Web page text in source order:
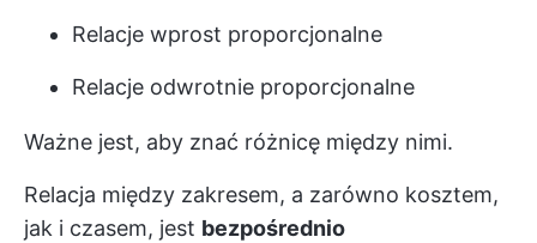
Relacje wprost proporcjonalne
Relacje odwrotnie proporcjonalne
Ważne jest, aby znać różnicę między nimi.
Relacja między zakresem, a zarówno kosztem,
jak i czasem, jest bezpośrednio